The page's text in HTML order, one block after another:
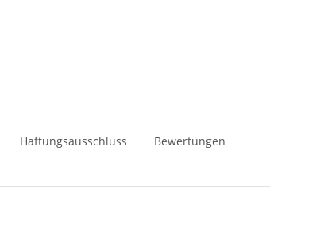
Haftungsausschluss
Bewertungen